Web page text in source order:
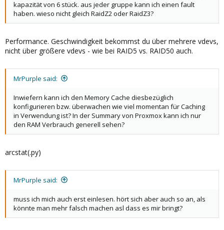
kapazität von 6 stück. aus jeder gruppe kann ich einen fault
haben. wieso nicht gleich RaidZ2 oder RaidZ3?
Performance. Geschwindigkeit bekommst du über mehrere vdevs,
nicht über größere vdevs - wie bei RAID5 vs. RAID50 auch.
MrPurple said:
Inwiefern kann ich den Memory Cache diesbezüglich
konfigurieren bzw. überwachen wie viel momentan für Caching
in Verwendung ist? In der Summary von Proxmox kann ich nur
den RAM Verbrauch generell sehen?
arcstat(.py)
MrPurple said:
muss ich mich auch erst einlesen. hört sich aber auch so an, als
könnte man mehr falsch machen asl dass es mir bringt?